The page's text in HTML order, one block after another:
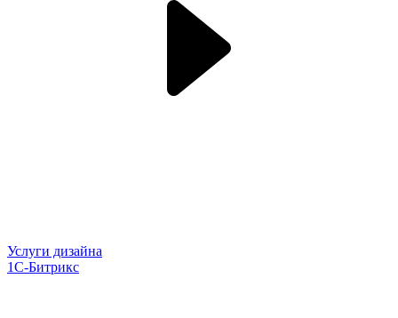
Услуги дизайна
1С-Битрикс